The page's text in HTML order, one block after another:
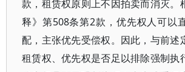
款，租赁权原则上不因拍卖而消灭。
释》第508条第2款，优先权人可以
配，主张优先受偿权。因此，与前述
租赁权、优先权是否足以排除强制执